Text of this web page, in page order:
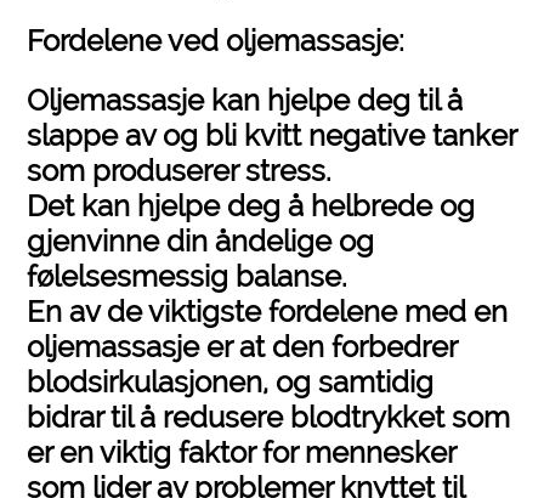
Fordelene ved oljemassasje:
Oljemassasje kan hjelpe deg til å
slappe av og bli kvitt negative tanker
som produserer stress.
Det kan hjelpe deg å helbrede og
gjenvinne din åndelige og
følelsesmessig balanse.
En av de viktigste fordelene med en
oljemassasje er at den forbedrer
blodsirkulasjonen, og samtidig
bidrar til å redusere blodtrykket som
er en viktig faktor for mennesker
som lider av problemer knyttet til